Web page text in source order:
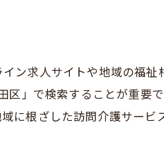
の紹介
ト
りを深める
ン求人サイトや地域の福
」で検索することが重要
に根ざした訪問介護サービ